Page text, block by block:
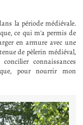
la période médiévale.
ce qui m'a permis de
en armure avec une
de pèlerin médiéval,
connaissances
pour nourrir mon